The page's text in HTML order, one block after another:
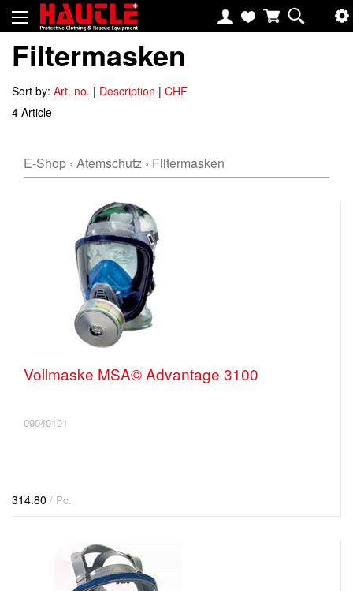
Filtermasken
Sort by: Art. no. | Description | CHF
4 Article
E-Shop › Atemschutz › Filtermasken
Vollmaske MSA© Advantage 3100
09040101
314.80 / Pc.